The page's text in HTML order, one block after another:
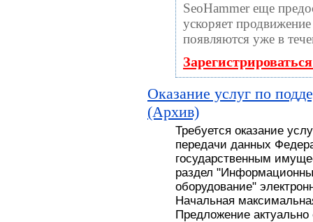
SeoHammer еще
ускоряет
появляются уже в
Оказание услуг по
(Архив)
Требуется оказание
передачи данных
государственным
раздел
оборудование"
Начальная
Предложение